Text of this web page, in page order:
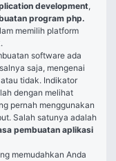
development
program php.
memilih platform
software ada
saja, mengenai
tidak. Indikator
dengan melihat
pernah menggunakan
Salah satunya adalah
pembuatan aplikasi
memudahkan Anda